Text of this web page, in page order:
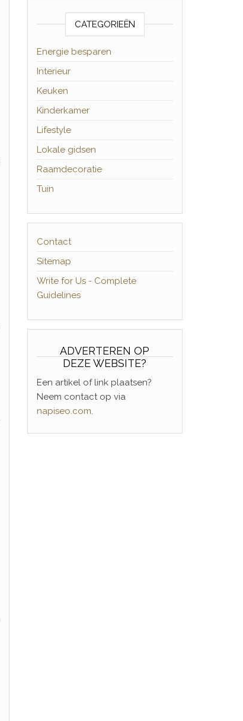
CATEGORIEËN
Energie besparen
Interieur
Keuken
Kinderkamer
Lifestyle
Lokale gidsen
Raamdecoratie
Tuin
Contact
Sitemap
Write for Us - Complete
Guidelines
ADVERTEREN OP
DEZE WEBSITE?
Een artikel of link plaatsen?
Neem contact op via
napiseo.com.